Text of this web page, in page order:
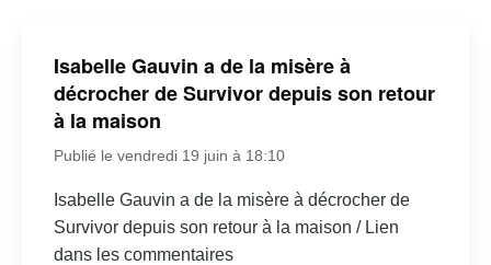
Isabelle Gauvin a de la misère à
décrocher de Survivor depuis son retour
à la maison
Publié le vendredi 19 juin à 18:10
Isabelle Gauvin a de la misère à décrocher de
Survivor depuis son retour à la maison / Lien
dans les commentaires